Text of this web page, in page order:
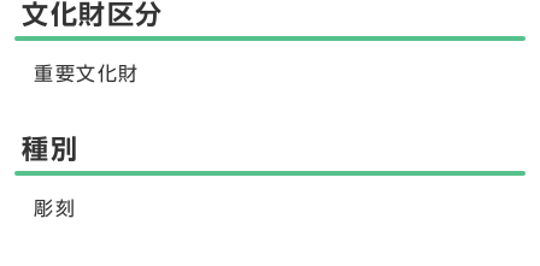
文化財区分
重要文化財
種別
彫刻